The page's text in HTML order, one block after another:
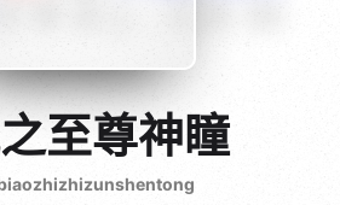
至尊神瞳